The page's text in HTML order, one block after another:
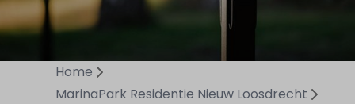
Home
MarinaPark Residentie Nieuw Loosdrecht